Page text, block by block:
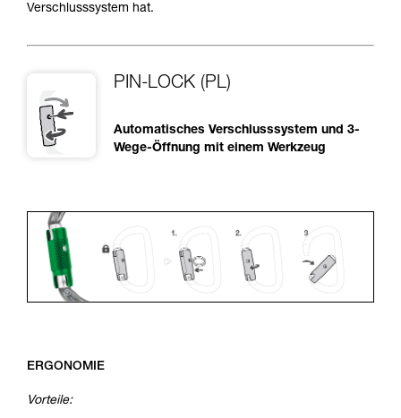
Verschlusssystem hat.
PIN-LOCK (PL)
Automatisches Verschlusssystem und 3-
Wege-Öffnung mit einem Werkzeug
ERGONOMIE
Vorteile: